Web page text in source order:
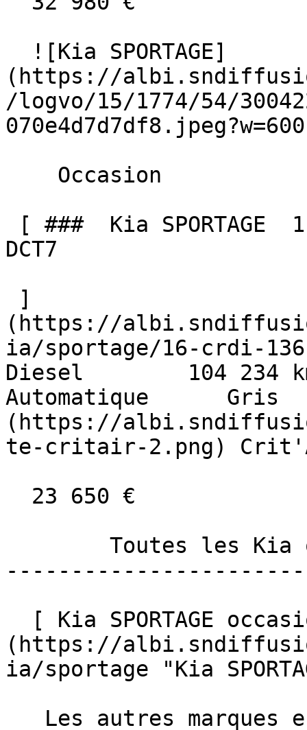
(https://
/logvo/15/1774/54/
DCT7
(https://
ia/sportage/16-crdi-
Diesel        104 234
Automatique
(https://
te-critair-2.png)
(https://
ia/sportage "Kia